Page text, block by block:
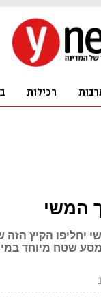
המשי
יחליפו הקיץ הזה
שטח מיוחד